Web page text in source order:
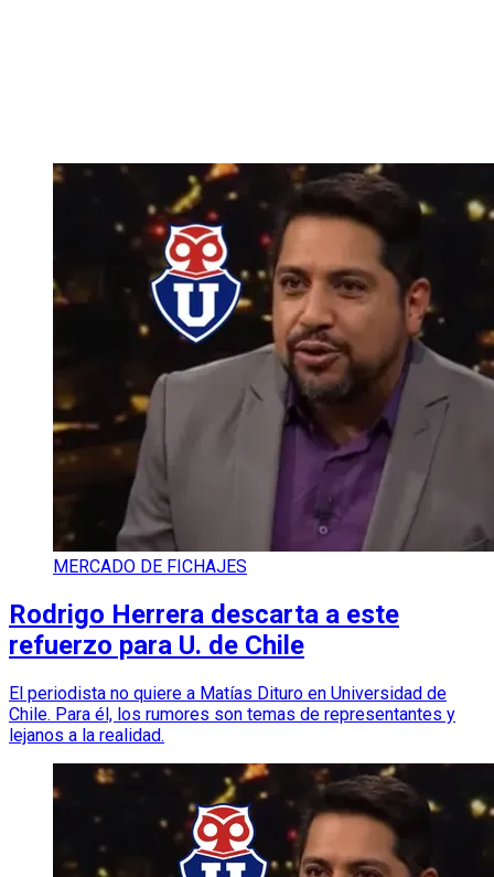
MERCADO DE FICHAJES
Rodrigo Herrera descarta a este
refuerzo para U. de Chile
El periodista no quiere a Matías Dituro en Universidad de
Chile. Para él, los rumores son temas de representantes y
lejanos a la realidad.